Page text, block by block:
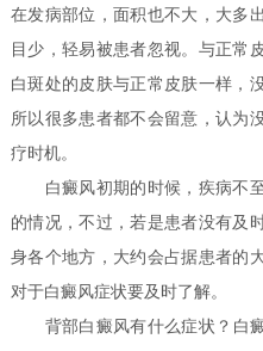
在发病部位，面积也不大，大多
目少，轻易被患者忽视。与正常
白斑处的皮肤与正常皮肤一样，
所以很多患者都不会留意，认为
疗时机。
白癜风初期的时候，疾病不至
的情况，不过，若是患者没有及
身各个地方，大约会占据患者的
对于白癜风症状要及时了解。
背部白癜风有什么症状？ 白